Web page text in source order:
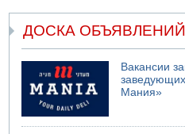
ДОСКА ОБЪЯВЛЕНИЙ
Вакансии
Мания»